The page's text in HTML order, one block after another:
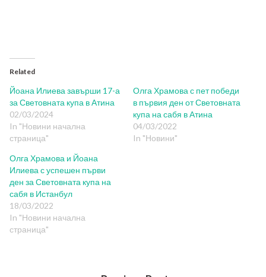
Related
Йоана Илиева завърши 17-а
за Световната купа в Атина
02/03/2024
In "Новини начална
страница"
Олга Храмова с пет победи
в първия ден от Световната
купа на сабя в Атина
04/03/2022
In "Новини"
Олга Храмова и Йоана
Илиева с успешен първи
ден за Световната купа на
сабя в Истанбул
18/03/2022
In "Новини начална
страница"